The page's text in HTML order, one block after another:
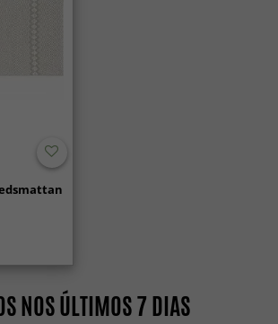
NOS ÚLTIMOS 7 DIAS